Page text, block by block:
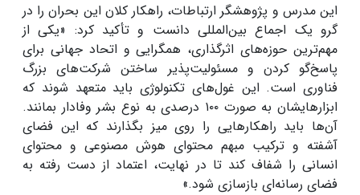
این مدرس و پژوهشگر ارتباطات، راهکار کلان این بحران را در
گرو یک اجماع بین‌المللی دانست و تأکید کرد: «یکی از
مهم‌ترین حوزه‌های اثرگذاری، همگرایی و اتحاد جهانی برای
پاسخ‌گو کردن و مسئولیت‌پذیر ساختن شرکت‌های بزرگ
فناوری است. این غول‌های تکنولوژی باید متعهد شوند که
ابزارهایشان به صورت ۱۰۰ درصدی به نوع بشر وفادار بمانند.
آن‌ها باید راهکارهایی را روی میز بگذارند که این فضای
آشفته و ترکیب مبهم محتوای هوش مصنوعی و محتوای
انسانی را شفاف کند تا در نهایت، اعتماد از دست رفته به
فضای رسانه‌ای بازسازی شود.»